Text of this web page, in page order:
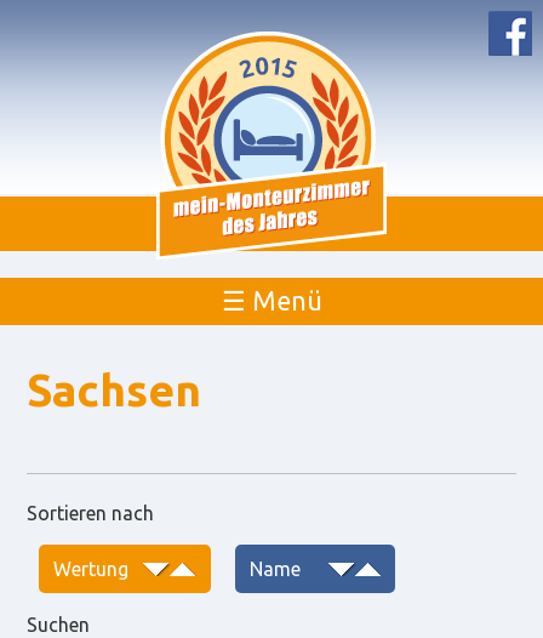
☰ Menü
Sachsen
Sortieren nach
Suchen